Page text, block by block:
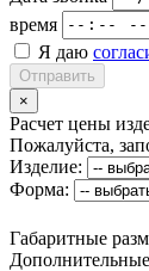
время
Я даю
Отправить
×
Расчет цены
Пожалуйста,
Изделие:
Форма:
Габаритные